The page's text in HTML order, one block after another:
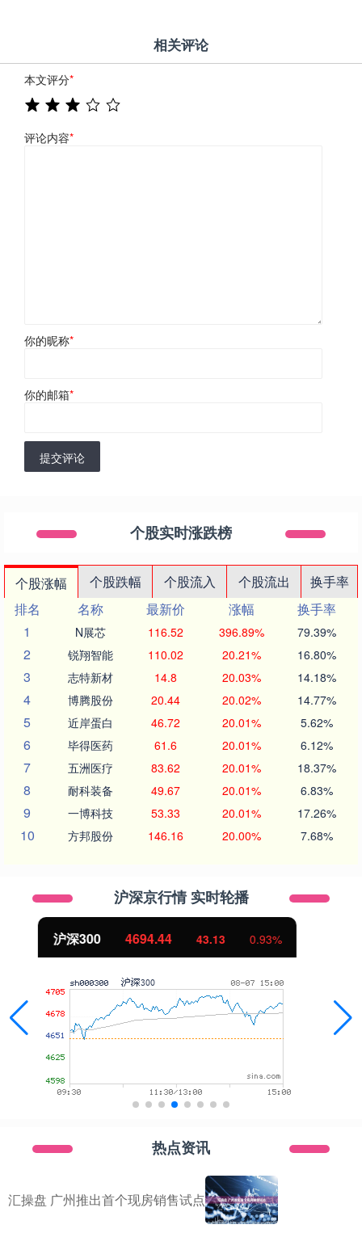
相关评论
本文评分*
评论内容*
你的昵称*
你的邮箱*
提交评论
个股实时涨跌榜
个股涨幅 个股跌幅 个股流入 个股流出
换手率
排名
名称 最新价 涨幅
换手率
1
N展芯 116.52 396.89% 79.39%
2 锐翔智能 110.02 20.21% 16.80%
3 志特新材 14.8 20.03% 14.18%
4 博腾股份 20.44 20.02% 14.77%
5 近岸蛋白 46.72 20.01% 5.62%
6 毕得医药 61.6 20.01% 6.12%
7 五洲医疗 83.62 20.01% 18.37%
8 耐科装备 49.67 20.01% 6.83%
9 一博科技 53.33 20.01% 17.26%
10 方邦股份 146.16 20.00% 7.68%
沪深京行情 实时轮播
北证50 1134.24 11.37 1.01%
热点资讯
汇操盘 广州推出首个现房销售试点